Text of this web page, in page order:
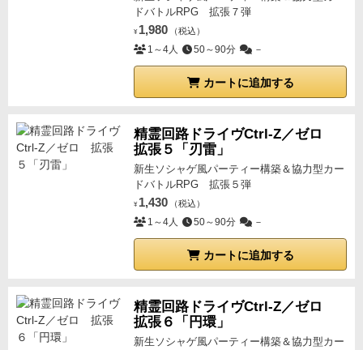
ドバトルRPG 拡張７弾
¥ 1,980 （税込）
1～4人 50～90分 －
カートに追加する
精霊回路ドライヴCtrl-Z／ゼロ
拡張５「刃雷」
新生ソシャゲ風パーティー構築＆協力型カー
ドバトルRPG 拡張５弾
¥ 1,430 （税込）
1～4人 50～90分 －
カートに追加する
精霊回路ドライヴCtrl-Z／ゼロ
拡張６「円環」
新生ソシャゲ風パーティー構築＆協力型カー